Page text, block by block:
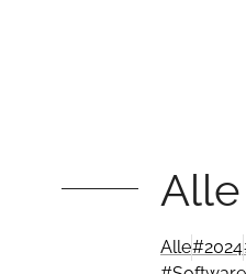
Alle#2024